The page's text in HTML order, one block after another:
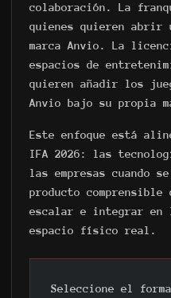
colaboración. La
quienes quieren abrir
marca Anvio. La
espacios de
quieren añadir los
Anvio bajo su propia
Este enfoque está
IFA 2026: las
las empresas cuando
producto comprensible
escalar e integrar en
espacio físico real.
Seleccione el